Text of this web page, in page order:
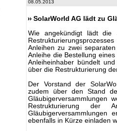
08.05.2013
SolarWorld AG lädt zu
Wie angekündigt lädt die
Anleihen zu zwei
Anleihe die Bestellung
Anleiheinhaber bündelt
über die Restrukturierung
Der Vorstand der
zudem über den Stand
Gläubigerversammlungen
Restrukturierung der
Gläubigerversammlungen
ebenfalls in Kürze einladen